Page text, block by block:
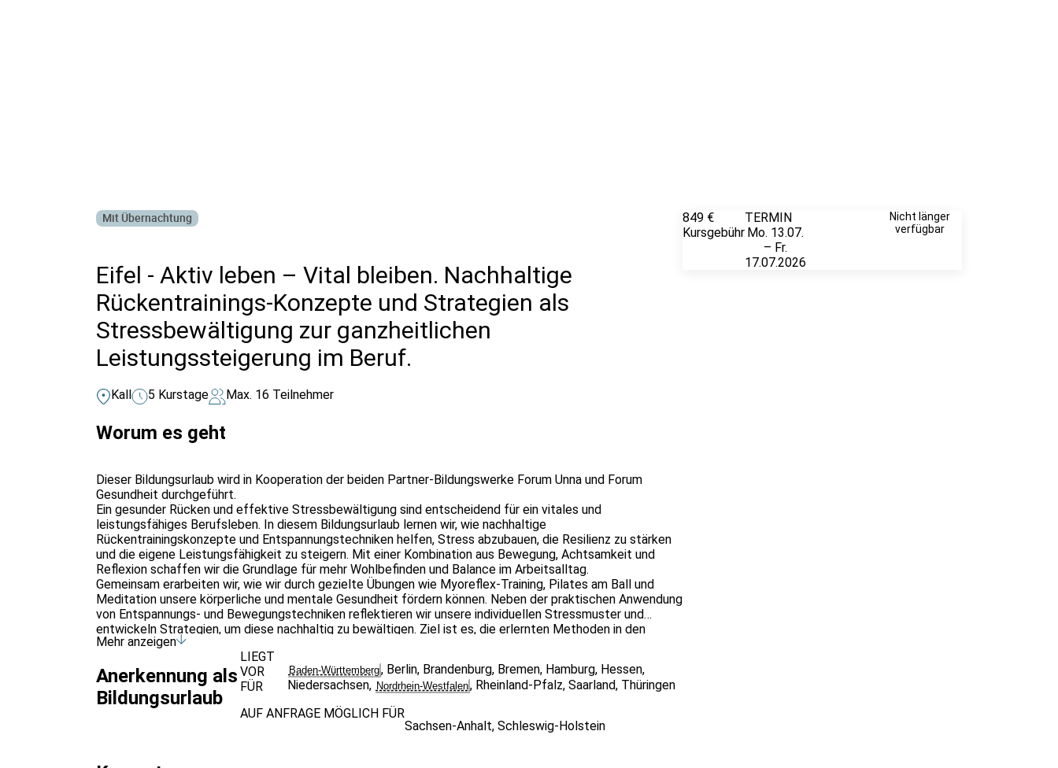
Mit Übernachtung
Eifel - Aktiv leben – Vital bleiben. Nachhaltige
Rückentrainings-Konzepte und Strategien als
Stressbewältigung zur ganzheitlichen
Leistungssteigerung im Beruf.
Kall 5 Kurstage Max. 16 Teilnehmer
Worum es geht
Dieser Bildungsurlaub wird in Kooperation der beiden Partner-Bildungswerke Forum Unna und Forum
Gesundheit durchgeführt.
Ein gesunder Rücken und effektive Stressbewältigung sind entscheidend für ein vitales und
leistungsfähiges Berufsleben. In diesem Bildungsurlaub lernen wir, wie nachhaltige
Rückentrainingskonzepte und Entspannungstechniken helfen, Stress abzubauen, die Resilienz zu stärken
und die eigene Leistungsfähigkeit zu steigern. Mit einer Kombination aus Bewegung, Achtsamkeit und
Reflexion schaffen wir die Grundlage für mehr Wohlbefinden und Balance im Arbeitsalltag.
Gemeinsam erarbeiten wir, wie wir durch gezielte Übungen wie Myoreflex-Training, Pilates am Ball und
Meditation unsere körperliche und mentale Gesundheit fördern können. Neben der praktischen Anwendung
von Entspannungs- und Bewegungstechniken reflektieren wir unsere individuellen Stressmuster und
entwickeln Strategien, um diese nachhaltig zu bewältigen. Ziel ist es, die erlernten Methoden in den
Berufsalltag zu integrieren und langfristig von einer gesteigerten Vitalität und Belastbarkeit zu profitieren.
Im Fokus des Seminars stehen die Grundlagen eines gesunden Rückens und die Entwicklung von
Techniken zur Stressbewältigung. Wir beschäftigen uns mit der Bedeutung von Bewegung, Haltung und
Entspannung für die berufliche Leistungsfähigkeit. Ergänzt wird dies durch praktische Übungen wie Pilates,
Myoreflex-Training und Meditation, die direkt im Arbeitsalltag anwendbar sind. Reflexionen und
Transferübungen helfen, die Inhalte nachhaltig zu integrieren und weiterzugeben.
Bewegung und Entspannung als Schlüssel zur Stressbewältigung im Berufsalltag.
Mehr anzeigen
Anerkennung als
Bildungsurlaub
LIEGT
VOR
FÜR
Baden-Württemberg, Berlin, Brandenburg, Bremen, Hamburg, Hessen,
Niedersachsen, Nordrhein-Westfalen, Rheinland-Pfalz, Saarland, Thüringen
AUF ANFRAGE MÖGLICH FÜR
Sachsen-Anhalt,Schleswig-Holstein
849 €
Kursgebühr
TERMIN
Mo. 13.07.
– Fr.
17.07.2026
Nicht länger
verfügbar